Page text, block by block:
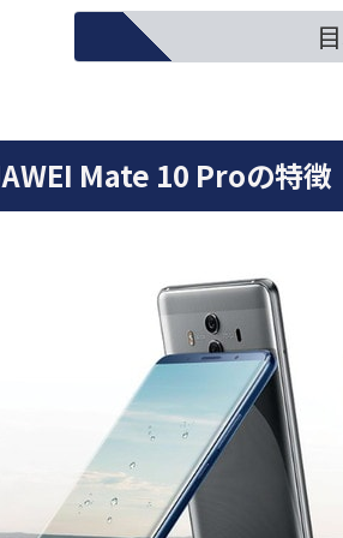
Mate 10 Proの特徴